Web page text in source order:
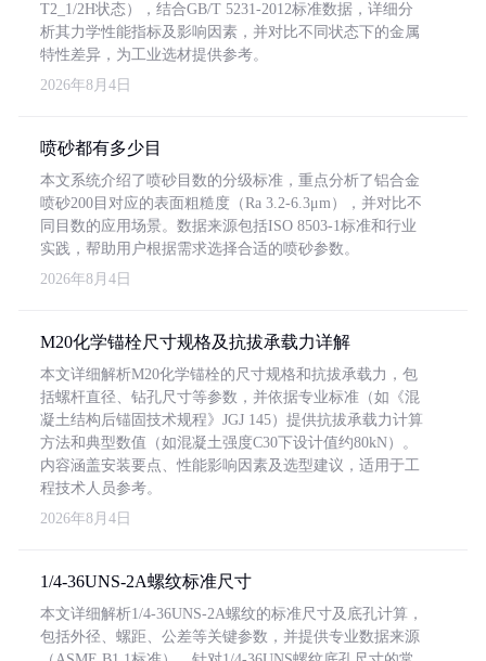
T2_1/2H状态），结合GB/T 5231-2012标准数据，详细分
析其力学性能指标及影响因素，并对比不同状态下的金属
特性差异，为工业选材提供参考。
2026年8月4日
喷砂都有多少目
本文系统介绍了喷砂目数的分级标准，重点分析了铝合金
喷砂200目对应的表面粗糙度（Ra 3.2-6.3μm），并对比不
同目数的应用场景。数据来源包括ISO 8503-1标准和行业
实践，帮助用户根据需求选择合适的喷砂参数。
2026年8月4日
M20化学锚栓尺寸规格及抗拔承载力详解
本文详细解析M20化学锚栓的尺寸规格和抗拔承载力，包
括螺杆直径、钻孔尺寸等参数，并依据专业标准（如《混
凝土结构后锚固技术规程》JGJ 145）提供抗拔承载力计算
方法和典型数值（如混凝土强度C30下设计值约80kN）。
内容涵盖安装要点、性能影响因素及选型建议，适用于工
程技术人员参考。
2026年8月4日
1/4-36UNS-2A螺纹标准尺寸
本文详细解析1/4-36UNS-2A螺纹的标准尺寸及底孔计算，
包括外径、螺距、公差等关键参数，并提供专业数据来源